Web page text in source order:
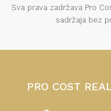
Sva prava zadržava Pro
sadržaja bez
PRO COST